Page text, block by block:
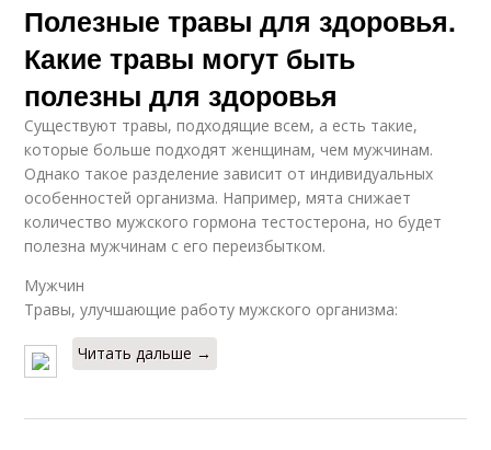
Полезные травы для здоровья.
Какие травы могут быть
полезны для здоровья
Существуют травы, подходящие всем, а есть такие,
которые больше подходят женщинам, чем мужчинам.
Однако такое разделение зависит от индивидуальных
особенностей организма. Например, мята снижает
количество мужского гормона тестостерона, но будет
полезна мужчинам с его переизбытком.
Мужчин
Травы, улучшающие работу мужского организма:
Читать дальше →